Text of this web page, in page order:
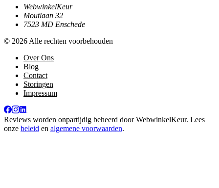
WebwinkelKeur
Moutlaan 32
7523 MD Enschede
© 2026 Alle rechten voorbehouden
Over Ons
Blog
Contact
Storingen
Impressum
Reviews worden onpartijdig beheerd doorWebwinkelKeur. Lees
onze beleid en algemene voorwaarden.